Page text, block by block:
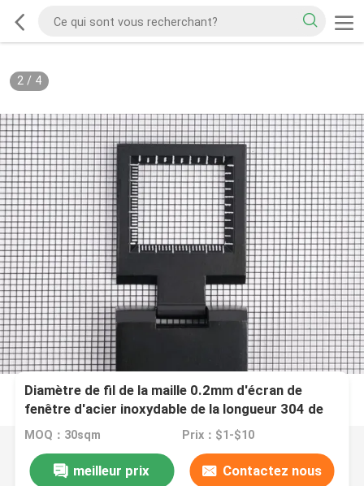
2/ 4
Diamètre de fil de la maille 0.2mm d'écran de
fenêtre d'acier inoxydable de la longueur 304 de
1m-300m
MOQ：30sqm Prix：$1-$10
meilleur prix Contactez nous